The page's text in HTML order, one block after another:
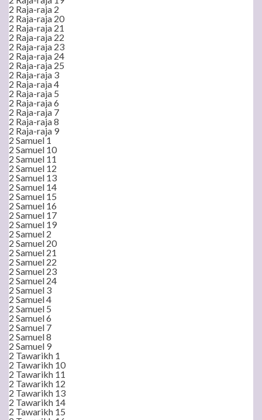
2 Raja-raja 2
2 Raja-raja 20
2 Raja-raja 21
2 Raja-raja 22
2 Raja-raja 23
2 Raja-raja 24
2 Raja-raja 25
2 Raja-raja 3
2 Raja-raja 4
2 Raja-raja 5
2 Raja-raja 6
2 Raja-raja 7
2 Raja-raja 8
2 Raja-raja 9
2 Samuel 1
2 Samuel 10
2 Samuel 11
2 Samuel 12
2 Samuel 13
2 Samuel 14
2 Samuel 15
2 Samuel 16
2 Samuel 17
2 Samuel 19
2 Samuel 2
2 Samuel 20
2 Samuel 21
2 Samuel 22
2 Samuel 23
2 Samuel 24
2 Samuel 3
2 Samuel 4
2 Samuel 5
2 Samuel 6
2 Samuel 7
2 Samuel 8
2 Samuel 9
2 Tawarikh 1
2 Tawarikh 10
2 Tawarikh 11
2 Tawarikh 12
2 Tawarikh 13
2 Tawarikh 14
2 Tawarikh 15